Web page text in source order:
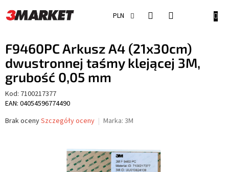
do
treści
PLN
F9460PC Arkusz A4 (21x30cm)
dwustronnej taśmy klejącej 3M,
grubość 0,05 mm
Kod: 7100217377
EAN: 04054596774490
Średnia
Brak ocenySzczegóły oceny Marka: 3M